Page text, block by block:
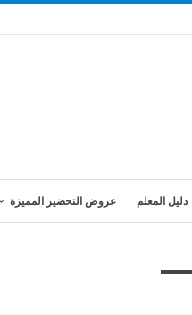
دليل المعلم عروض التحضير المميزة